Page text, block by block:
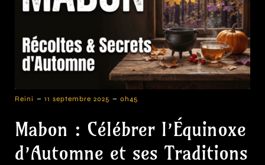
Reini - 11 septembre 2025 - 0h45
Mabon : Célébrer l’Équinoxe
d’Automne et ses Traditions